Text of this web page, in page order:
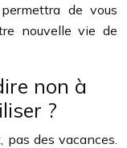
de vous
nouvelle vie de
non à
?
des vacances.